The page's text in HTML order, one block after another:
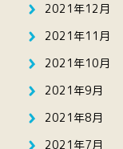
2021年12月
2021年11月
2021年10月
2021年9月
2021年8月
2021年7月